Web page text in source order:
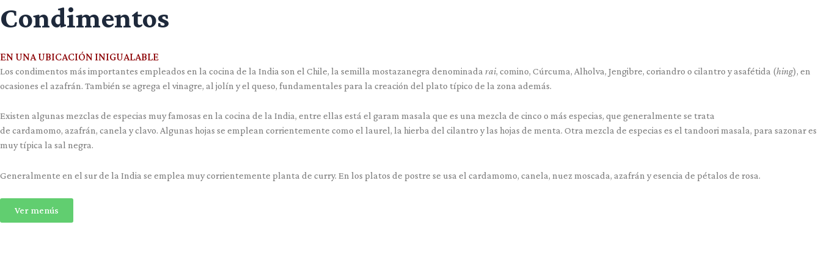
Condimentos
EN UNA UBICACIÓN INIGUALABLE
Los condimentos más importantes empleados en la cocina de la India son el Chile, la semilla mostazanegra denominada rai, comino, Cúrcuma, Alholva, Jengibre, coriandro o cilantro y asafétida (hing), en
ocasiones el azafrán. También se agrega el vinagre, al jolín y el queso, fundamentales para la creación del plato típico de la zona además.
Existen algunas mezclas de especias muy famosas en la cocina de la India, entre ellas está el garam masala que es una mezcla de cinco o más especias, que generalmente se trata
de cardamomo, azafrán, canela y clavo. Algunas hojas se emplean corrientemente como el laurel, la hierba del cilantro y las hojas de menta. Otra mezcla de especias es el tandoori masala, para sazonar es
muy típica la sal negra.
Generalmente en el sur de la India se emplea muy corrientemente planta de curry. En los platos de postre se usa el cardamomo, canela, nuez moscada, azafrán y esencia de pétalos de rosa.
Ver menús